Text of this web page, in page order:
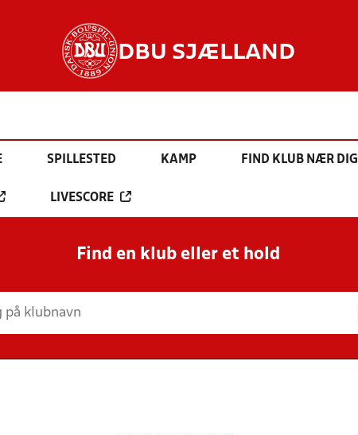
DBU SJÆLLAND
SPILLESTED KAMP FIND KLUB NÆR DIG
LIVESCORE
Find en klub eller et hold